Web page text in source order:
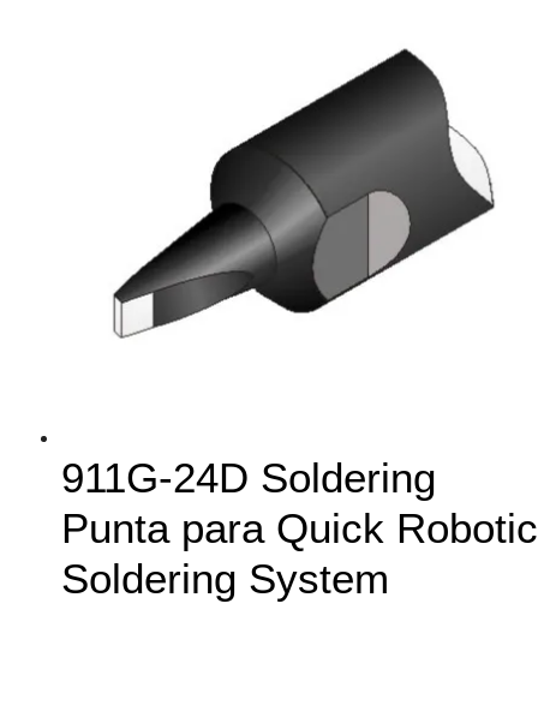
911G-24D Soldering
Punta para Quick Robotic
Soldering System